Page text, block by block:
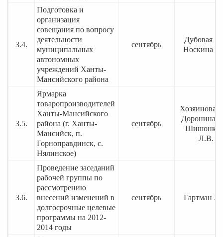
3.4.
Подготовка и
организация
совещания по вопросу
деятельности
муниципальных
автономных
учреждений Ханты-
Мансийского района
сентябрь
Дубовая
Носкина
3.5.
Ярмарка
товаропроизводителей
Ханты-Мансийского
района (г. Ханты-
Мансийск, п.
Горноправдинск, с.
Нялинское)
сентябрь
Хозяинова
Доронина
Л.В.
3.6.
Проведение заседаний
рабочей группы по
рассмотрению
внесений изменений в
долгосрочные целевые
программы на 2012-
2014 годы
сентябрь Гартман